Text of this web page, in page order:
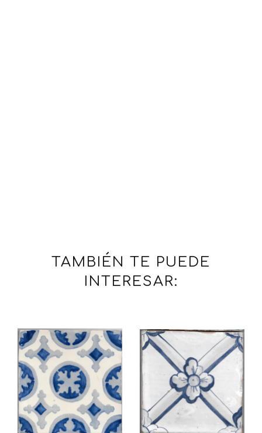
TAMBIÉN TE PUEDE
INTERESAR: